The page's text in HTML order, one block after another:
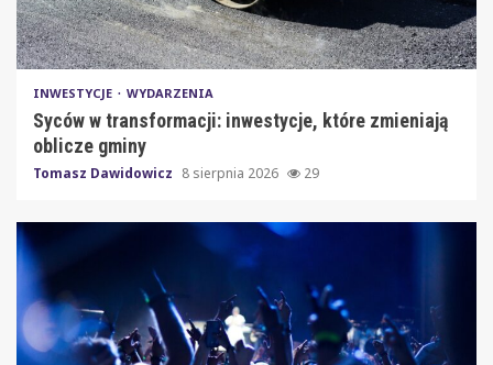
INWESTYCJE WYDARZENIA
Syców w transformacji: inwestycje, które zmieniają
oblicze gminy
Tomasz Dawidowicz 8 sierpnia 2026 29